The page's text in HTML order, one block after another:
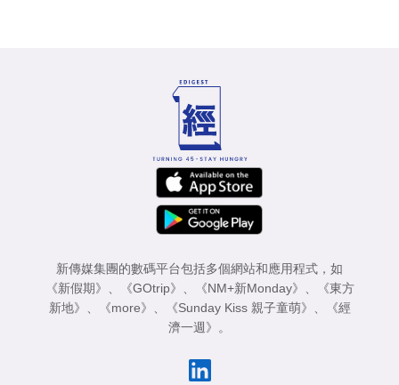
新傳媒集團的數碼平台包括多個網站和應用程式，如
《新假期》
《GOtrip》 《NM+新Monday》
《東方
新地》
《more》 《Sunday Kiss 親子童萌》
《經
濟一週》
。